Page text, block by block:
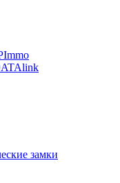
замки